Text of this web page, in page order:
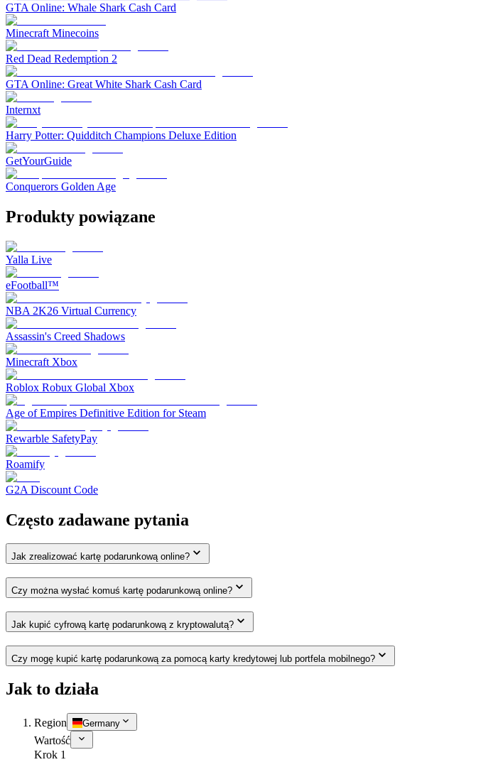
GTA Online: Whale Shark Cash Card
Minecraft Minecoins
Red Dead Redemption 2
GTA Online: Great White Shark Cash Card
Internxt
Harry Potter: Quidditch Champions Deluxe Edition
GetYourGuide
Conquerors Golden Age
Produkty powiązane
Yalla Live
eFootball™
NBA 2K26 Virtual Currency
Assassin's Creed Shadows
Minecraft Xbox
Roblox Robux Global Xbox
Age of Empires Definitive Edition for Steam
Rewarble SafetyPay
Roamify
G2A Discount Code
Często zadawane pytania
Jak zrealizować kartę podarunkową online?
Czy można wysłać komuś kartę podarunkową online?
Jak kupić cyfrową kartę podarunkową z kryptowalutą?
Czy mogę kupić kartę podarunkową za pomocą karty kredytowej lub portfela mobilnego?
Jak to działa
Region Germany
Wartość
Krok 1